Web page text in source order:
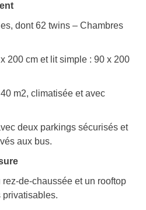
dont 62 twins – Chambres
200 cm et lit simple : 90 x 200
m2, climatisée et avec
deux parkings sécurisés et
aux bus.
de-chaussée et un rooftop
privatisables.